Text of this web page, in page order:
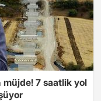
7 saatlik yol